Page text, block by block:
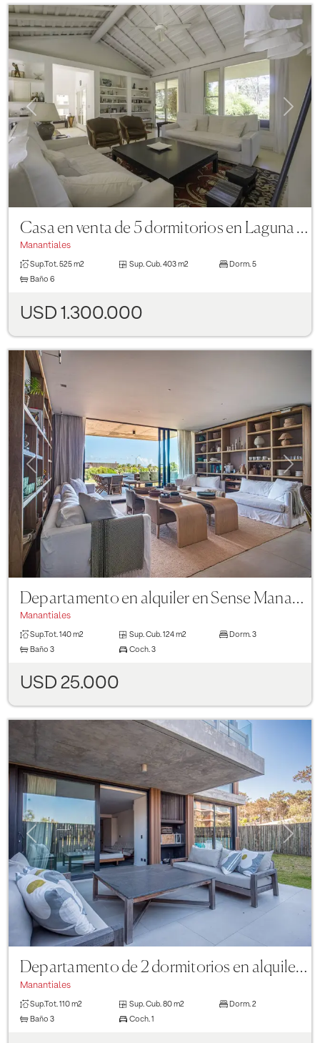
Previous Next
Casa en venta de 5 dormitorios en Laguna Blanca
Manantiales
Sup.Tot.525 m2 Sup. Cub. 403 m2 Dorm. 5
Baño 6
USD 1.300.000
Previous Next
Departamento en alquiler en Sense Manantiales de 3 dormitorios, 0
Manantiales
Sup.Tot. 140 m2 Sup. Cub. 124 m2 Dorm. 3
Baño 3 Coch. 3
USD 25.000
Previous Next
Departamento de 2 dormitorios en alquiler en Sense Manantiales
Manantiales
Sup.Tot. 110 m2 Sup. Cub. 80 m2 Dorm. 2
Baño 3 Coch. 1